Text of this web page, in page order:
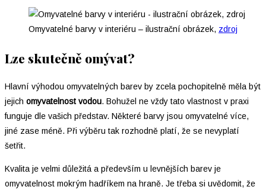
Omyvatelné barvy v interiéru – ilustrační obrázek, zdroj
Lze skutečně omývat?
Hlavní výhodou omyvatelných barev by zcela pochopitelně měla být
jejich omyvatelnost vodou. Bohužel ne vždy tato vlastnost v praxi
funguje dle vašich představ. Některé barvy jsou omyvatelné více,
jiné zase méně. Při výběru tak rozhodně platí, že se nevyplatí
šetřit.
Kvalita je velmi důležitá a především u levnějších barev je
omyvatelnost mokrým hadříkem na hraně. Je třeba si uvědomit, že